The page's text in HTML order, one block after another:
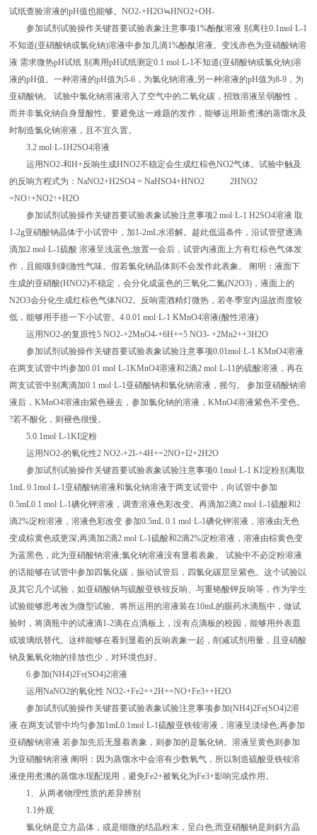
试纸查验溶液的pH值也能够。NO2-+H2O≒HNO2+OH-
参加试剂试验操作关键首要试验表象注意事项1%酚酞溶液 别离往0.1mol·L-1
不知道(亚硝酸钠或氯化钠)溶液中参加几滴1%酚酞溶液。变浅赤色为亚硝酸钠溶
液 需求微热pH试纸 别离用pH试纸测定0.1 mol·L-1不知道(亚硝酸钠或氯化钠)溶
液的pH值。一种溶液的pH值为5-6，为氯化钠溶液;另一种溶液的pH值为8-9，为
亚硝酸钠。 试验中氯化钠溶液溶入了空气中的二氧化碳，招致溶液呈弱酸性，
而并非氯化钠自身显酸性。要避免这一难题的发作，能够运用新煮沸的蒸馏水及
时制造氯化钠溶液，且不宜久置。
3.2 mol·L-1H2SO4溶液
运用NO2-和H+反响生成HNO2不稳定会生成红棕色NO2气体。试验中触及
的反响方程式为：NaNO2+H2SO4 = NaHSO4+HNO2 2HNO2
=NO↑+NO2↑+H2O
参加试剂试验操作关键首要试验表象试验注意事项2 mol·L-1 H2SO4溶液 取
1-2g亚硝酸钠晶体于小试管中，加1-2mL水溶解。趁此低温条件，沿试管壁逐滴
滴加2 mol·L-1硫酸 溶液呈浅蓝色;放置一会后，试管内液面上方有红棕色气体发
作，且能嗅到刺激性气味。假若氯化钠晶体则不会发作此表象。 阐明：液面下
生成的亚硝酸(HNO2)不稳定，会分化成蓝色的三氧化二氮(N2O3)，液面上的
N2O3会分化生成红棕色气体NO2。反响需酒精灯微热，若冬季室内温故而度较
低，能够用手捂一下小试管。4.0.01 mol·L-1 KMnO4溶液(酸性溶液)
运用NO2-的复原性5 NO2-+2MnO4-+6H+=5 NO3- +2Mn2++3H2O
参加试剂试验操作关键首要试验表象试验注意事项0.01mol·L-1 KMnO4溶液
在两支试管中均参加0.01 mol·L-1KMnO4溶液和2滴2 mol·L-11的硫酸溶液，再在
两支试管中别离滴加0.1 mol·L-1亚硝酸钠和氯化钠溶液，摇匀。 参加亚硝酸钠溶
液后，KMnO4溶液由紫色褪去，参加氯化钠的溶液，KMnO4溶液紫色不变色。
?若不酸化，则褪色很慢。
5.0.1mol·L-1KI淀粉
运用NO2-的氧化性2 NO2-+2I-+4H+=2NO+I2+2H2O
参加试剂试验操作关键首要试验表象试验注意事项0.1mol·L-1 KI淀粉别离取
1mL 0.1mol·L-1亚硝酸钠溶液和氯化钠溶液于两支试管中，向试管中参加
0.5mL0.1 mol·L-1碘化钾溶液，调查溶液色彩改变。再滴加2滴2 mol·L-1硫酸和2
滴2%淀粉溶液，溶液色彩改变 参加0.5mL 0.1 mol·L-1碘化钾溶液，溶液由无色
变成棕黄色或更深;再滴加2滴2 mol·L-1硫酸和2滴2%淀粉溶液，溶液由棕黄色变
为蓝黑色，此为亚硝酸钠溶液;氯化钠溶液没有显着表象。 试验中不必淀粉溶液
的话能够在试管中参加四氯化碳，振动试管后，四氯化碳层呈紫色。这个试验以
及其它几个试验，如亚硝酸钠与硫酸亚铁铵反响、与重铬酸钾反响等，作为学生
试验能够思考改为微型试验。将所运用的溶液装在10mL的眼药水滴瓶中，做试
验时，将滴瓶中的试液滴1-2滴在点滴板上，没有点滴板的校园，能够用外表皿
或玻璃纸替代。这样能够在看到显着的反响表象一起，削减试剂用量，且亚硝酸
钠及氮氧化物的排放也少，对环境也好。
6.参加(NH4)2Fe(SO4)2溶液
运用NaNO2的氧化性 NO2-+Fe2++2H+=NO+Fe3++H2O
参加试剂试验操作关键首要试验表象试验注意事项参加(NH4)2Fe(SO4)2溶
液 在两支试管中均匀参加1mL0.1mol·L-1硫酸亚铁铵溶液，溶液呈淡绿色;再参加
亚硝酸钠溶液 若参加先后无显着表象，则参加的是氯化钠。溶液呈黄色则参加
为亚硝酸钠溶液 阐明：因为蒸馏水中会溶有少数氧气，所以制造硫酸亚铁铵溶
液使用煮沸的蒸馏水现配现用，避免Fe2+被氧化为Fe3+影响完成作用。
1、从两者物理性质的差异辨别
1.1外观
氯化钠是立方晶体，或是细微的结晶粉末，呈白色;而亚硝酸钠是则斜方晶